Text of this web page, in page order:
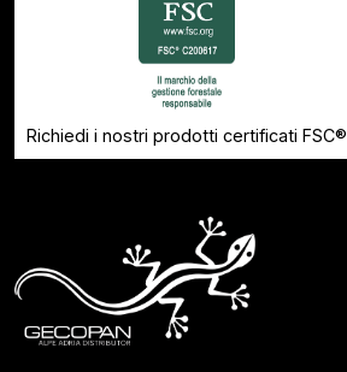
Richiedi i nostri prodotti certificati FSC®